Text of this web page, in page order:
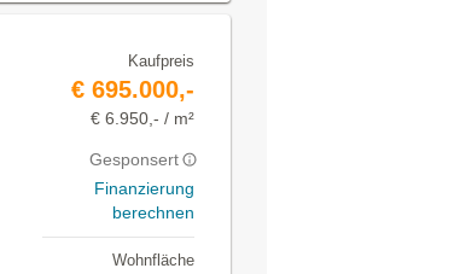
Kaufpreis
€ 695.000,-
€ 6.950,- / m²
Gesponsert
Finanzierung
berechnen
Wohnfläche